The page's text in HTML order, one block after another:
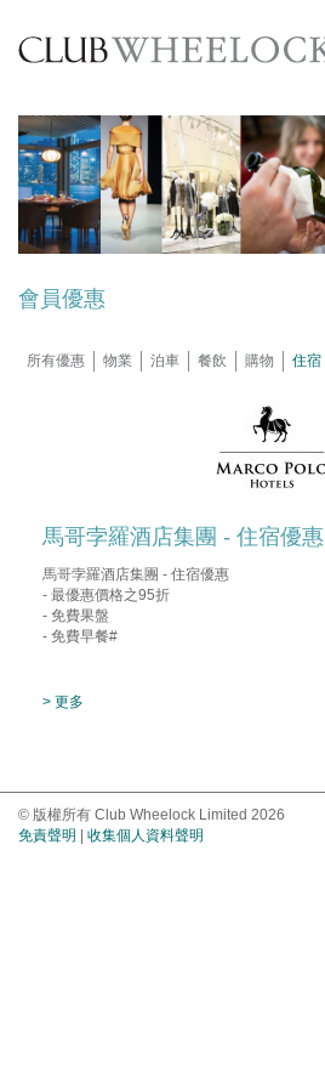
會員優惠
所有優惠 物業 泊車 餐飲 購物 住宿
馬哥孛羅酒店集團 - 住宿優惠
馬哥孛羅酒店集團 - 住宿優惠
- 最優惠價格之95折
- 免費果盤
- 免費早餐#
> 更多
© 版權所有 Club Wheelock Limited 2026
免責聲明
收集個人資料聲明